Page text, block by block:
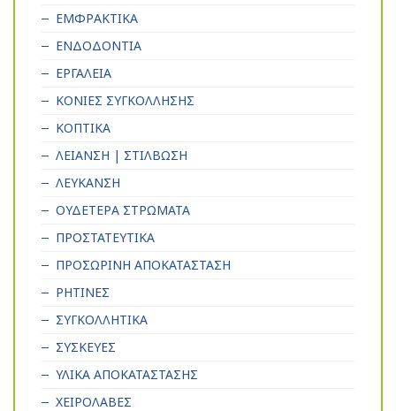
ΕΜΦΡΑΚΤΙΚΑ
ΕΝΔΟΔΟΝΤΙΑ
ΕΡΓΑΛΕΙΑ
ΚΟΝΙΕΣ ΣΥΓΚΟΛΛΗΣΗΣ
ΚΟΠΤΙΚΑ
ΛΕΙΑΝΣΗ | ΣΤΙΛΒΩΣΗ
ΛΕΥΚΑΝΣΗ
ΟΥΔΕΤΕΡΑ ΣΤΡΩΜΑΤΑ
ΠΡΟΣΤΑΤΕΥΤΙΚΑ
ΠΡΟΣΩΡΙΝΗ ΑΠΟΚΑΤΑΣΤΑΣΗ
ΡΗΤΙΝΕΣ
ΣΥΓΚΟΛΛΗΤΙΚΑ
ΣΥΣΚΕΥΕΣ
ΥΛΙΚΑ ΑΠΟΚΑΤΑΣΤΑΣΗΣ
ΧΕΙΡΟΛΑΒΕΣ